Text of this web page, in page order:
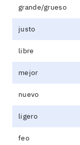
grande/grueso
justo
libre
mejor
nuevo
ligero
feo